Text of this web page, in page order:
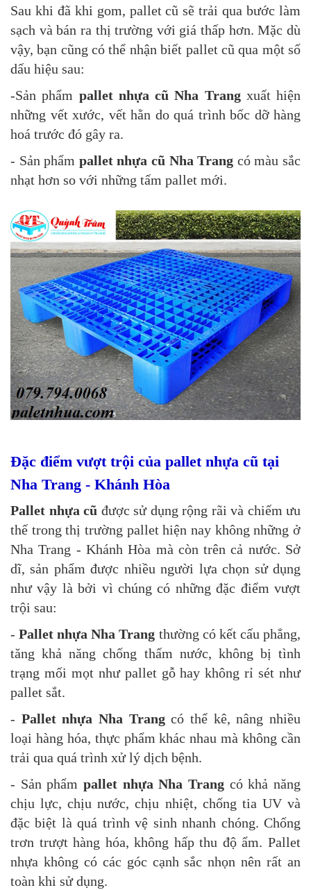
Sau khi đã khi gom, pallet cũ sẽ trải qua bước làm
sạch và bán ra thị trường với giá thấp hơn. Mặc dù
vậy, bạn cũng có thể nhận biết pallet cũ qua một số
dấu hiệu sau:
-Sản phẩm pallet nhựa cũ Nha Trang xuất hiện
những vết xước, vết hằn do quá trình bốc dỡ hàng
hoá trước đó gây ra.
- Sản phẩm pallet nhựa cũ Nha Trang có màu sắc
nhạt hơn so với những tấm pallet mới.
Đặc điểm vượt trội của pallet nhựa cũ tại
Nha Trang - Khánh Hòa
Pallet nhựa cũ được sử dụng rộng rãi và chiếm ưu
thế trong thị trường pallet hiện nay không những ở
Nha Trang - Khánh Hòa mà còn trên cả nước. Sở
dĩ, sản phẩm được nhiều người lựa chọn sử dụng
như vậy là bởi vì chúng có những đặc điểm vượt
trội sau:
-Pallet nhựa Nha Trang thường có kết cấu phẳng,
tăng khả năng chống thấm nước, không bị tình
trạng mối mọt như pallet gỗ hay không rỉ sét như
pallet sắt.
- Pallet nhựa Nha Trangcó thể kê, nâng nhiều
loại hàng hóa, thực phẩm khác nhau mà không cần
trải qua quá trình xử lý dịch bệnh.
- Sản phẩm pallet nhựa Nha Trang có khả năng
chịu lực, chịu nước, chịu nhiệt, chống tia UV và
đặc biệt là quá trình vệ sinh nhanh chóng. Chống
trơn trượt hàng hóa, không hấp thu độ ẩm. Pallet
nhựa không có các góc cạnh sắc nhọn nên rất an
toàn khi sử dụng.